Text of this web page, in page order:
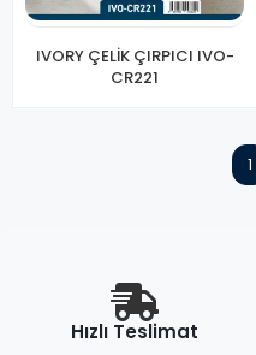
IVORY ÇELİK ÇIRPICI IVO-
CR221
1
Hızlı Teslimat